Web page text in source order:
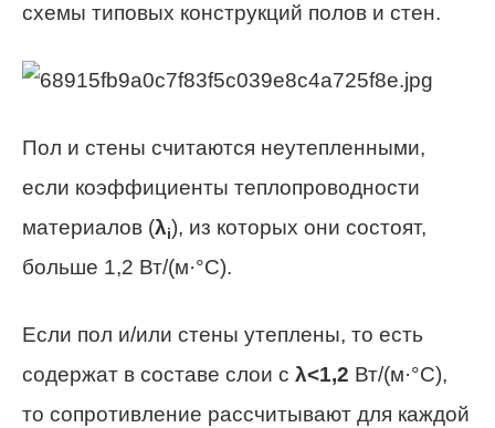
схемы типовых конструкций полов и стен.
Пол и стены считаются неутепленными,
если коэффициенты теплопроводности
материалов (λi), из которых они состоят,
больше 1,2 Вт/(м·°С).
Если пол и/или стены утеплены, то есть
содержат в составе слои с λ<1,2 Вт/(м·°С),
то сопротивление рассчитывают для каждой